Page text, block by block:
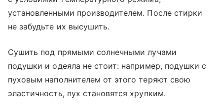
установленными производителем. После стирки
не забудьте их высушить.
Сушить под прямыми солнечными лучами
подушки и одеяла не стоит: например, подушки с
пуховым наполнителем от этого теряют свою
эластичность, пух становятся хрупким.